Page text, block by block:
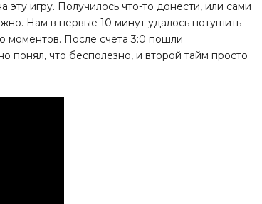
игру. Получилось что-то донести, или сами
Нам в первые 10 минут удалось потушить
моментов. После счета 3:0 пошли
понял, что бесполезно, и второй тайм просто